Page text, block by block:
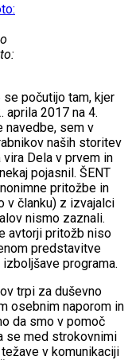
se počutijo tam, kjer
aprila 2017 na 4.
navedbe, sem v
naših storitev
Dela v prvem in
pojasnil. ŠENT
pritožbe in
v članku) z izvajalci
nismo zaznali.
avtorji pritožb niso
predstavitve
programa.
trpi za duševno
osebnim naporom in
da smo v pomoč
se med strokovnimi
v komunikaciji